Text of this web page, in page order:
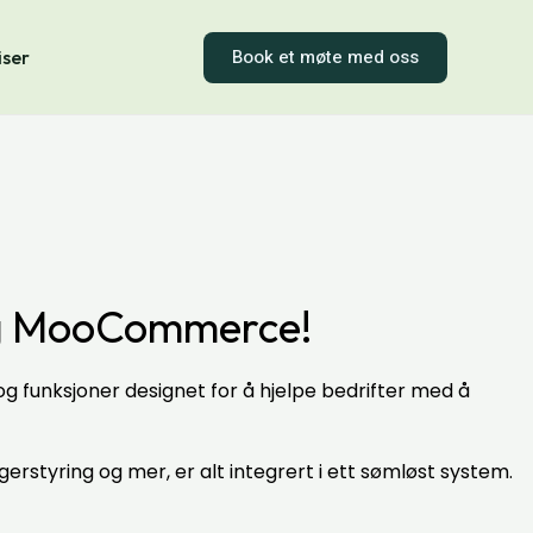
Book et møte med oss
funksjoner designet for å hjelpe bedrifter med å
og mer, er alt integrert i ett sømløst system.